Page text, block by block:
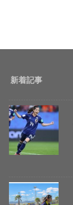
新着記事